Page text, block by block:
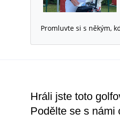
Promluvte si s někým,
Hráli jste toto
Podělte se s námi